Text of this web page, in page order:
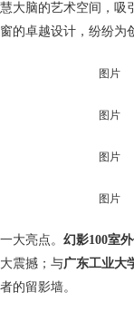
大脑的艺术空间，吸
的卓越设计，纷纷为
大亮点。 幻影100室
震撼；与广东工业大
的留影墙。